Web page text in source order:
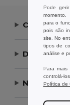
Contate-
Deixe-nos
Nossa
Pode
momento.
para o
pois são
site. No
tipos de
análise e
Para mais
controlá-
Política de